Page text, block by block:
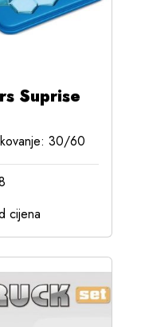
Suprise
30/60
cijena